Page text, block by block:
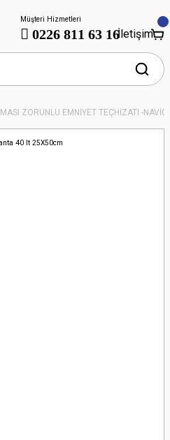
Müşteri Hizmetleri
0226 811 63 16İletişim
ZORUNLU EMNİYET TEÇHİZATI -